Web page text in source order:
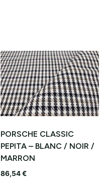
PORSCHE CLASSIC
PEPITA – BLANC / NOIR /
MARRON
86,54€